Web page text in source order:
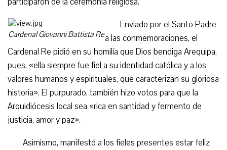
Cardenal Giovanni Battista Re
Enviado por el Santo Padre
a las conmemoraciones, el
Cardenal Re pidió en su homilía que Dios bendiga Arequipa,
pues, «ella siempre fue fiel a su identidad católica y a los
valores humanos y espirituales, que caracterizan su gloriosa
historia». El purpurado, también hizo votos para que la
Arquidiócesis local sea «rica en santidad y fermento de
justicia, amor y paz».
Asimismo, manifestó a los fieles presentes estar feliz